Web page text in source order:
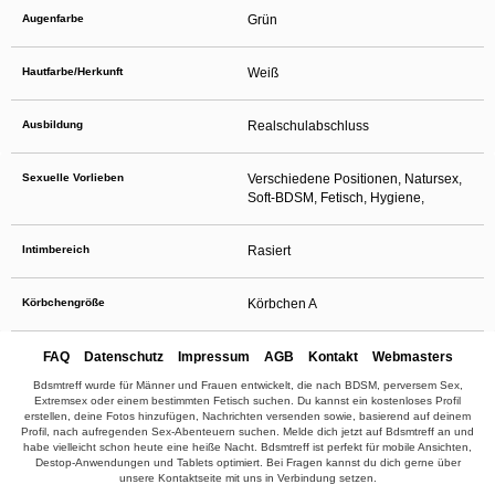
Augenfarbe Grün
Hautfarbe/Herkunft Weiß
Ausbildung Realschulabschluss
Sexuelle Vorlieben
Verschiedene Positionen, Natursex,
Soft-BDSM, Fetisch, Hygiene,
Intimbereich Rasiert
Körbchengröße Körbchen A
FAQ Datenschutz Impressum AGB Kontakt Webmasters
Bdsmtreff wurde für Männer und Frauen entwickelt, die nach BDSM, perversem Sex,
Extremsex oder einem bestimmten Fetisch suchen. Du kannst ein kostenloses Profil
erstellen, deine Fotos hinzufügen, Nachrichten versenden sowie, basierend auf deinem
Profil, nach aufregenden Sex-Abenteuern suchen. Melde dich jetzt auf Bdsmtreff an und
habe vielleicht schon heute eine heiße Nacht. Bdsmtreff ist perfekt für mobile Ansichten,
Destop-Anwendungen und Tablets optimiert. Bei Fragen kannst du dich gerne über
unsere Kontaktseite mit uns in Verbindung setzen.